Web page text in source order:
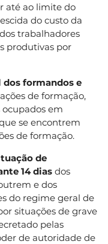
até ao limite do
do custo da
trabalhadores
produtivas por
formandos e
de formação,
em
se encontrem
de formação.
de
14 dias dos
e dos
do regime geral de
situações de grave
pelas
de autoridade de